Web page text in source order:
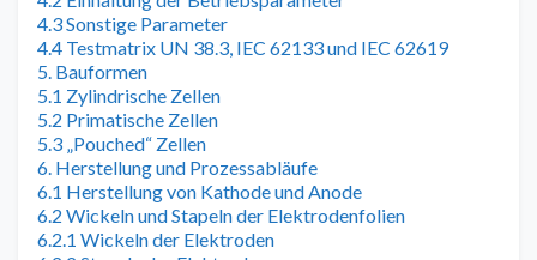
4.3 Sonstige Parameter
4.4 Testmatrix UN 38.3, IEC 62133 und IEC 62619
5. Bauformen
5.1 Zylindrische Zellen
5.2 Primatische Zellen
5.3 „Pouched“ Zellen
6. Herstellung und Prozessabläufe
6.1 Herstellung von Kathode und Anode
6.2 Wickeln und Stapeln der Elektrodenfolien
6.2.1 Wickeln der Elektroden